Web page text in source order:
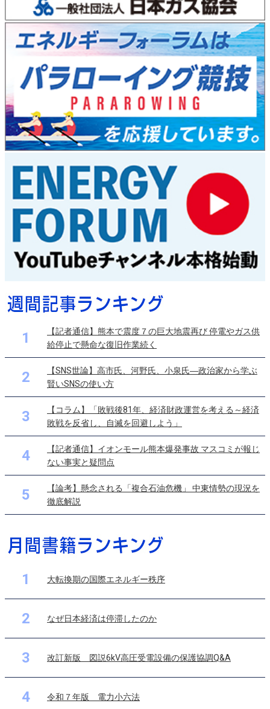
1
【記者通信】熊本で震度７の巨大地震再び 停電やガス供
給停止で懸命な復旧作業続く
2
【SNS世論】高市氏、河野氏、小泉氏―政治家から学ぶ
賢いSNSの使い方
3
【コラム】「敗戦後81年、経済財政運営を考える～経済
敗戦を反省し、自滅を回避しよう」
4
【記者通信】イオンモール熊本爆発事故 マスコミが報じ
ない事実と疑問点
5
【論考】懸念される「複合石油危機」 中東情勢の現況を
徹底解説
1 大転換期の国際エネルギー秩序
2 なぜ日本経済は停滞したのか
3 改訂新版 図説6kV高圧受電設備の保護協調Q&A
4 令和７年版 電力小六法